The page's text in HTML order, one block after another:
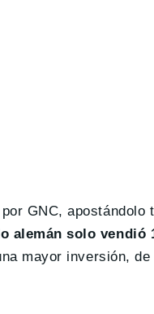
GNC, apostándolo
alemán solo vendió
mayor inversión, de